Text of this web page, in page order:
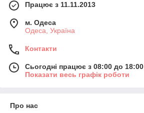
Працює з 11.11.2013
м. Одеса
Одеса, Україна
Контакти
Сьогодні працює з 08:00 до 18:00
Показати весь графік роботи
Про нас